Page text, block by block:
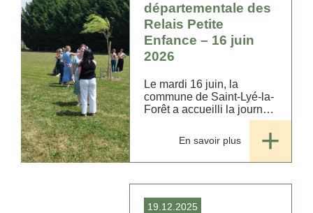
départementale des
Relais Petite
Enfance – 16 juin
2026
Le mardi 16 juin, la
commune de Saint-Lyé-la-
Forêt a accueilli la journée
Relais Petite Enfance du
Loiret, un temps fort placé
sous le signe du partage,
En savoir plus
19.12.2025